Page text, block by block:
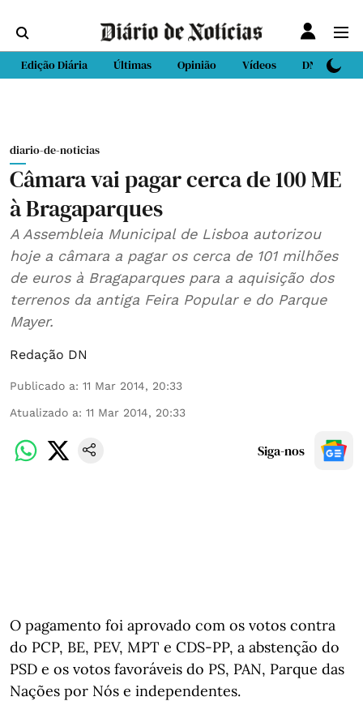
Edição Diária Últimas Opinião Vídeos DN Sport
diario-de-noticias
Câmara vai pagar cerca de 100 ME
à Bragaparques
A Assembleia Municipal de Lisboa autorizou
hoje a câmara a pagar os cerca de 101 milhões
de euros à Bragaparques para a aquisição dos
terrenos da antiga Feira Popular e do Parque
Mayer.
Redação DN
Publicado a: 11 Mar 2014, 20:33
Atualizado a: 11 Mar 2014, 20:33
Siga-nos
O pagamento foi aprovado com os votos contra
do PCP, BE, PEV, MPT e CDS-PP, a abstenção do
PSD e os votos favoráveis do PS, PAN, Parque das
Nações por Nós e independentes.